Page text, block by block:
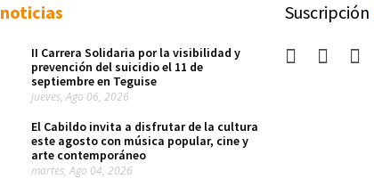
noticias
II Carrera Solidaria por la visibilidad y
prevención del suicidio el 11 de
septiembre en Teguise
jueves, Ago 06, 2026
El Cabildo invita a disfrutar de la cultura
este agosto con música popular, cine y
arte contemporáneo
martes, Ago 04, 2026
Suscripción